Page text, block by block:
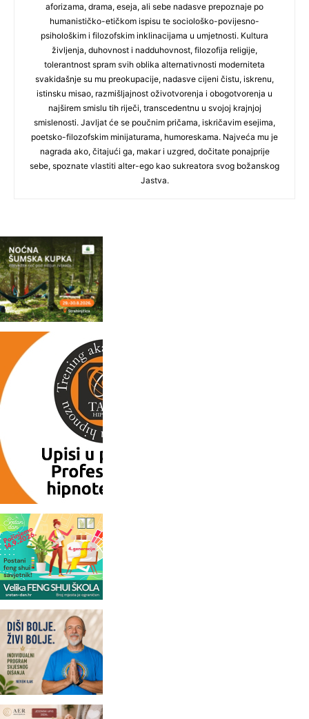
aforizama, drama, eseja, ali sebe nadasve prepoznaje po
humanističko-etičkom ispisu te sociološko-povijesno-
psihološkim i filozofskim inklinacijama u umjetnosti. Kultura
življenja, duhovnost i nadduhovnost, filozofija religije,
tolerantnost spram svih oblika alternativnosti moderniteta
svakidašnje su mu preokupacije, nadasve cijeni čistu, iskrenu,
istinsku misao, razmišljajnost oživotvorenja i obogotvorenja u
najširem smislu tih riječi, transcedentnu u svojoj krajnjoj
smislenosti. Javljat će se poučnim pričama, iskričavim esejima,
poetsko-filozofskim minijaturama, humoreskama. Najveća mu je
nagrada ako, čitajući ga, makar i uzgred, dočitate ponajprije
sebe, spoznate vlastiti alter-ego kao sukreatora svog božanskog
Jastva.